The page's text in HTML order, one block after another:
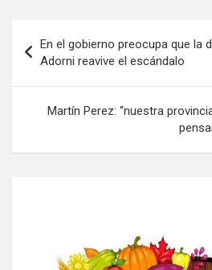
de
entradas
En el gobierno preocupa que la
Adorni reavive el escándalo
Martín Perez: “nuestra